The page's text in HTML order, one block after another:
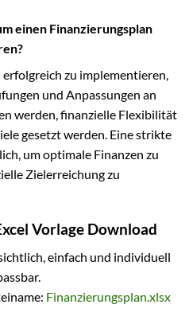
einen Finanzierungsplan
zu implementieren,
und Anpassungen an
werden, finanzielle Flexibilität
gesetzt werden. Eine strikte
um optimale Finanzen zu
Zielerreichung zu
Vorlage Download
einfach und individuell
Finanzierungsplan.xlsx